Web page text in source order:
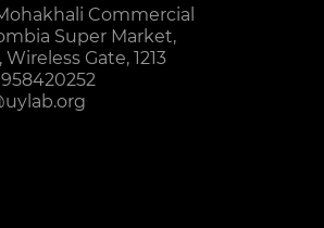
Commercial
Super Market,
Gate, 1213